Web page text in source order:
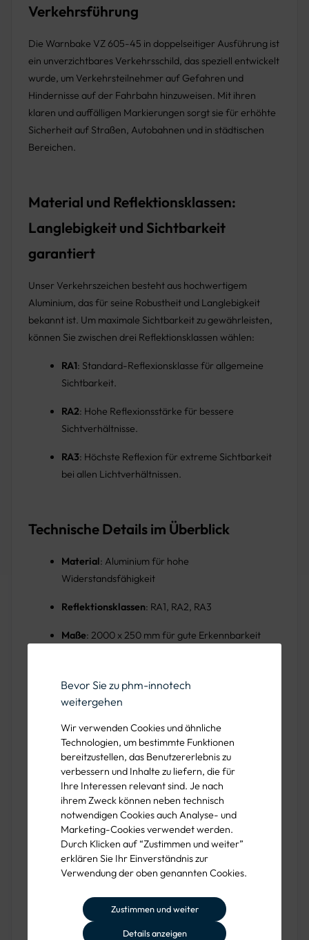
Bevor Sie zu phm-innotech
weitergehen
Wir verwenden Cookies und ähnliche
Technologien, um bestimmte Funktionen
bereitzustellen, das Benutzererlebnis zu
verbessern und Inhalte zu liefern, die für
Ihre Interessen relevant sind. Je nach
ihrem Zweck können neben technisch
notwendigen Cookies auch Analyse- und
Marketing-Cookies verwendet werden.
Durch Klicken auf “Zustimmen und weiter”
erklären Sie Ihr Einverständnis zur
Verwendung der oben genannten Cookies.
Zustimmen und weiter
Details anzeigen
Verkehrsführung
Die Warnbake VZ 605-45 in doppelseitiger Ausführung ist
ein unverzichtbares Verkehrsschild, das speziell entwickelt
wurde, um Verkehrsteilnehmer auf Gefahren und
Hindernisse auf der Fahrbahn hinzuweisen. Mit ihren
klaren und auffälligen Markierungen sorgt sie für erhöhte
Sicherheit auf Straßen, Autobahnen und in städtischen
Bereichen.
Material und Reflektionsklassen:
Langlebigkeit und Sichtbarkeit
garantiert
Unser Verkehrszeichen besteht aus hochwertigem
Aluminium, das für seine Robustheit und Langlebigkeit
bekannt ist. Um maximale Sichtbarkeit zu gewährleisten,
können Sie zwischen drei Reflektionsklassen wählen:
RA1: Standard-Reflexionsklasse für allgemeine
Sichtbarkeit.
RA2: Hohe Reflexionsstärke für bessere
Sichtverhältnisse.
RA3: Höchste Reflexion für extreme Sichtbarkeit
bei allen Lichtverhältnissen.
Technische Details im Überblick
Material: Aluminium für hohe
Widerstandsfähigkeit
Reflektionsklassen: RA1, RA2, RA3
Maße: 2000 x 250 mm für gute Erkennbarkeit
Laminierung: Standard für zusätzliche Haltbarkeit
Abs.3
Vielseitige Einsatzmöglichkeiten
Die doppelseitige Warnbake ist ideal für zahlreiche
Anwendungen, darunter:
Baustellenabsperrungen: Sichert Baustellen und
Veranstaltungen: Leitet Verkehrsteilnehmer um
Eventbereiche herum.